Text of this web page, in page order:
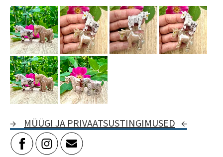
→ MÜÜGI JA PRIVAATSUSTINGIMUSED ←